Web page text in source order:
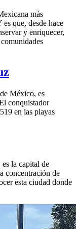
más
que, desde hace
y enriquecer,
México, es
conquistador
en las playas
la capital de
concentración de
esta ciudad donde